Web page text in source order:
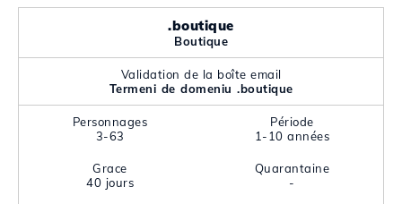
.boutique
Boutique
Validation de la boîte email
Termeni de domeniu .boutique
Personnages
3-63
Période
1-10 années
Grace
40 jours
Quarantaine
-